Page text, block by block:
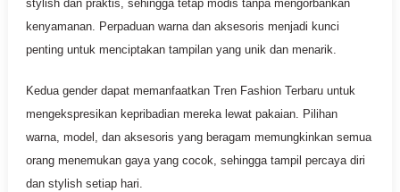
stylish dan praktis, sehingga tetap modis tanpa mengorbankan
kenyamanan. Perpaduan warna dan aksesoris menjadi kunci
penting untuk menciptakan tampilan yang unik dan menarik.
Kedua gender dapat memanfaatkan Tren Fashion Terbaru untuk
mengekspresikan kepribadian mereka lewat pakaian. Pilihan
warna, model, dan aksesoris yang beragam memungkinkan semua
orang menemukan gaya yang cocok, sehingga tampil percaya diri
dan stylish setiap hari.